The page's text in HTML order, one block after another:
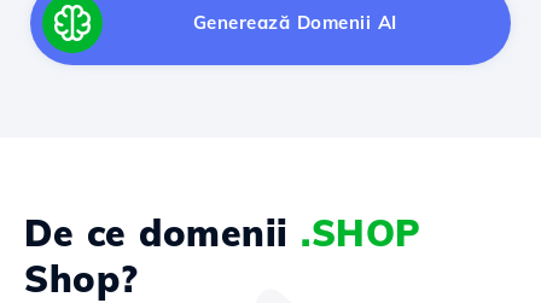
Generează Domenii AI
De ce domenii .SHOP
Shop?